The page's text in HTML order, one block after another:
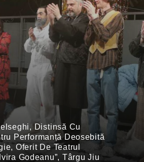
Distinsă Cu
Performanță Deosebită
Oferit De Teatrul
Godeanu”, Târgu Jiu